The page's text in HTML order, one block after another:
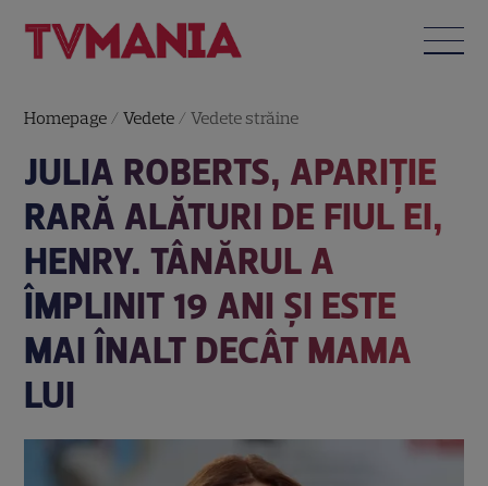
Homepage /Vedete /Vedete străine
JULIA ROBERTS, APARIȚIE
RARĂ ALĂTURI DE FIUL EI,
HENRY. TÂNĂRUL A
ÎMPLINIT 19 ANI ȘI ESTE
MAI ÎNALT DECÂT MAMA
LUI